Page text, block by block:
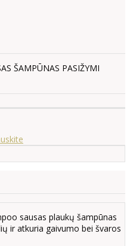
ŠAMPŪNAS PASIŽYMI
sausas plaukų šampūnas
ir atkuria gaivumo bei švaros